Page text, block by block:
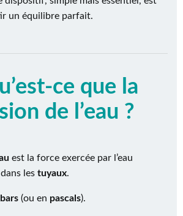
un équilibre parfait.
ce que la
de l’eau ?
est la force exercée par l’eau
les tuyaux.
bars (ou en pascals).